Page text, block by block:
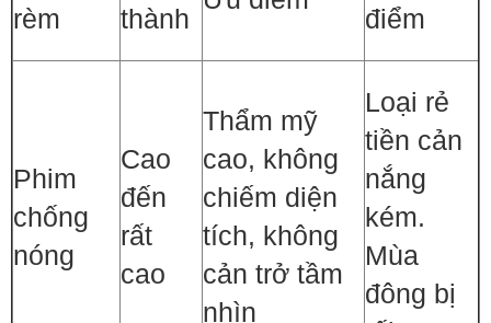
rèm thành điểm
Phim
chống
nóng
Cao
đến
rất
cao
Thẩm mỹ
cao, không
chiếm diện
tích, không
cản trở tầm
nhìn
Loại rẻ
tiền cản
nắng
kém.
Mùa
đông bị